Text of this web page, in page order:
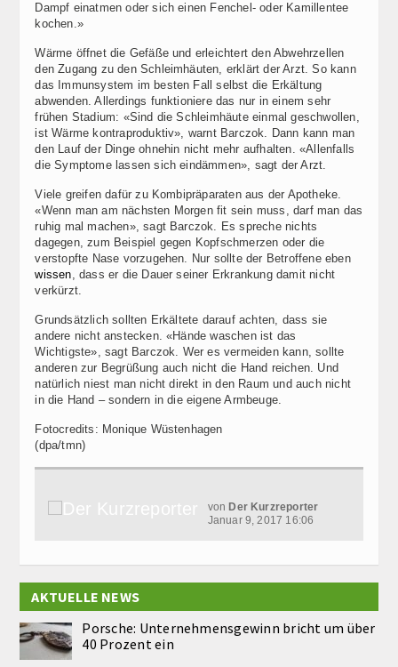
Dampf einatmen oder sich einen Fenchel- oder Kamillentee
kochen.»
Wärme öffnet die Gefäße und erleichtert den Abwehrzellen
den Zugang zu den Schleimhäuten, erklärt der Arzt. So kann
das Immunsystem im besten Fall selbst die Erkältung
abwenden. Allerdings funktioniere das nur in einem sehr
frühen Stadium: «Sind die Schleimhäute einmal geschwollen,
ist Wärme kontraproduktiv», warnt Barczok. Dann kann man
den Lauf der Dinge ohnehin nicht mehr aufhalten. «Allenfalls
die Symptome lassen sich eindämmen», sagt der Arzt.
Viele greifen dafür zu Kombipräparaten aus der Apotheke.
«Wenn man am nächsten Morgen fit sein muss, darf man das
ruhig mal machen», sagt Barczok. Es spreche nichts
dagegen, zum Beispiel gegen Kopfschmerzen oder die
verstopfte Nase vorzugehen. Nur sollte der Betroffene eben
wissen, dass er die Dauer seiner Erkrankung damit nicht
verkürzt.
Grundsätzlich sollten Erkältete darauf achten, dass sie
andere nicht anstecken. «Hände waschen ist das
Wichtigste», sagt Barczok. Wer es vermeiden kann, sollte
anderen zur Begrüßung auch nicht die Hand reichen. Und
natürlich niest man nicht direkt in den Raum und auch nicht
in die Hand – sondern in die eigene Armbeuge.
Fotocredits: Monique Wüstenhagen
(dpa/tmn)
von Der Kurzreporter
Januar 9, 2017 16:06
AKTUELLE NEWS
Porsche: Unternehmensgewinn bricht um über
40 Prozent ein